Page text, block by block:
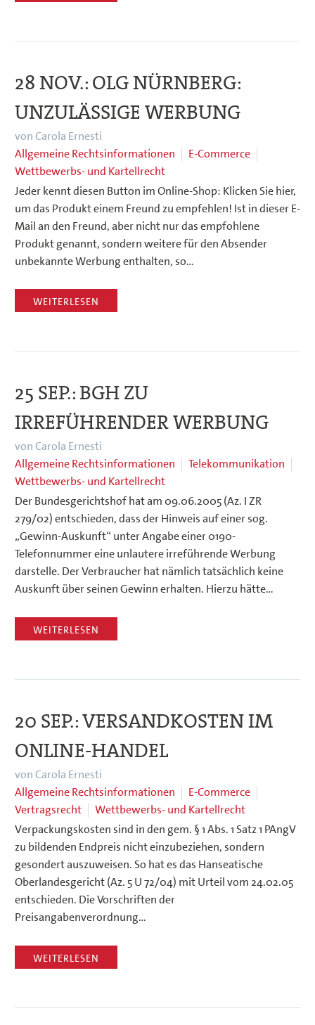
28 NOV.:OLG NÜRNBERG:
UNZULÄSSIGE WERBUNG
von Carola Ernesti
Allgemeine Rechtsinformationen
E-Commerce
Wettbewerbs- und Kartellrecht
Jeder kennt diesen Button im Online-Shop: Klicken Sie hier,
um das Produkt einem Freund zu empfehlen! Ist in dieser E-
Mail an den Freund, aber nicht nur das empfohlene
Produkt genannt, sondern weitere für den Absender
unbekannte Werbung enthalten, so…
WEITERLESEN
25 SEP.:BGH ZU
IRREFÜHRENDER WERBUNG
von Carola Ernesti
Allgemeine Rechtsinformationen
Telekommunikation
Wettbewerbs- und Kartellrecht
Der Bundesgerichtshof hat am 09.06.2005 (Az. I ZR
279/02) entschieden, dass der Hinweis auf einer sog.
„Gewinn-Auskunft“ unter Angabe einer 0190-
Telefonnummer eine unlautere irreführende Werbung
darstelle. Der Verbraucher hat nämlich tatsächlich keine
Auskunft über seinen Gewinn erhalten. Hierzu hätte…
WEITERLESEN
20 SEP.:VERSANDKOSTEN IM
ONLINE-HANDEL
von Carola Ernesti
Allgemeine Rechtsinformationen
E-Commerce
Vertragsrecht
Wettbewerbs- und Kartellrecht
Verpackungskosten sind in den gem. § 1 Abs. 1 Satz 1 PAngV
zu bildenden Endpreis nicht einzubeziehen, sondern
gesondert auszuweisen. So hat es das Hanseatische
Oberlandesgericht (Az. 5 U 72/04) mit Urteil vom 24.02.05
entschieden. Die Vorschriften der
Preisangabenverordnung…
WEITERLESEN